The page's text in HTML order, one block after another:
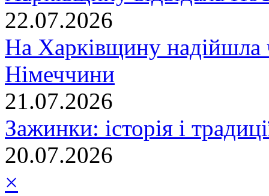
22.07.2026
На Харківщину надійшла
Німеччини
21.07.2026
Зажинки: історія і
20.07.2026
×